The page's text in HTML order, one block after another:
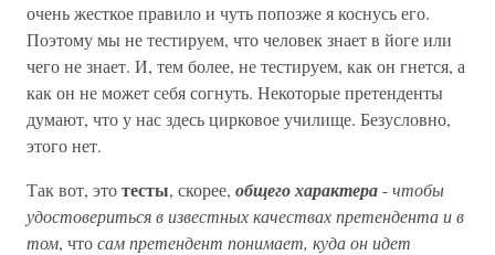
очень жесткое правило и чуть попозже я коснусь его.
Поэтому мы не тестируем, что человек знает в йоге или
чего не знает. И, тем более, не тестируем, как он гнется, а
как он не может себя согнуть. Некоторые претенденты
думают, что у нас здесь цирковое училище. Безусловно,
этого нет.
Так вот, этотесты, скорее, общего характера-чтобы
удостовериться в известных качествах претендента и в
том, чтосам претендент понимает, куда он идет